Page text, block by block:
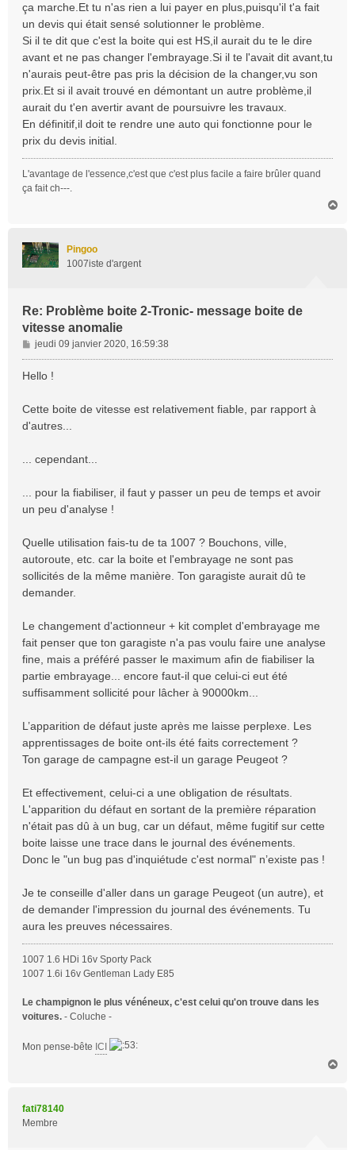
ça marche.Et tu n'as rien a lui payer en plus,puisqu'il t'a fait
un devis qui était sensé solutionner le problème.
Si il te dit que c'est la boite qui est HS,il aurait du te le dire
avant et ne pas changer l'embrayage.Si il te l'avait dit avant,tu
n'aurais peut-être pas pris la décision de la changer,vu son
prix.Et si il avait trouvé en démontant un autre problème,il
aurait du t'en avertir avant de poursuivre les travaux.
En définitif,il doit te rendre une auto qui fonctionne pour le
prix du devis initial.
L'avantage de l'essence,c'est que c'est plus facile a faire brûler quand
ça fait ch---.
Pingoo
1007iste d'argent
Re: Problème boite 2-Tronic- message boite de
vitesse anomalie
M
e
s
g
e
jeudi 09 janvier 2020, 16:59:38
Hello !
Cette boite de vitesse est relativement fiable, par rapport à
d'autres...
... cependant...
... pour la fiabiliser, il faut y passer un peu de temps et avoir
un peu d'analyse !
Quelle utilisation fais-tu de ta 1007 ? Bouchons, ville,
autoroute, etc. car la boite et l'embrayage ne sont pas
sollicités de la même manière. Ton garagiste aurait dû te
demander.
Le changement d'actionneur + kit complet d'embrayage me
fait penser que ton garagiste n'a pas voulu faire une analyse
fine, mais a préféré passer le maximum afin de fiabiliser la
partie embrayage... encore faut-il que celui-ci eut été
suffisamment sollicité pour lâcher à 90000km...
L’apparition de défaut juste après me laisse perplexe. Les
apprentissages de boite ont-ils été faits correctement ?
Ton garage de campagne est-il un garage Peugeot ?
Et effectivement, celui-ci a une obligation de résultats.
L'apparition du défaut en sortant de la première réparation
n'était pas dû à un bug, car un défaut, même fugitif sur cette
boite laisse une trace dans le journal des événements.
Donc le "un bug pas d'inquiétude c'est normal" n’existe pas !
Je te conseille d'aller dans un garage Peugeot (un autre), et
de demander l'impression du journal des événements. Tu
aura les preuves nécessaires.
1007 1.6 HDi 16v Sporty Pack
1007 1.6i 16v Gentleman Lady E85
Le champignon le plus vénéneux, c'est celui qu'on trouve dans les
voitures. - Coluche -
Mon pense-bête ICI
fati78140
Membre